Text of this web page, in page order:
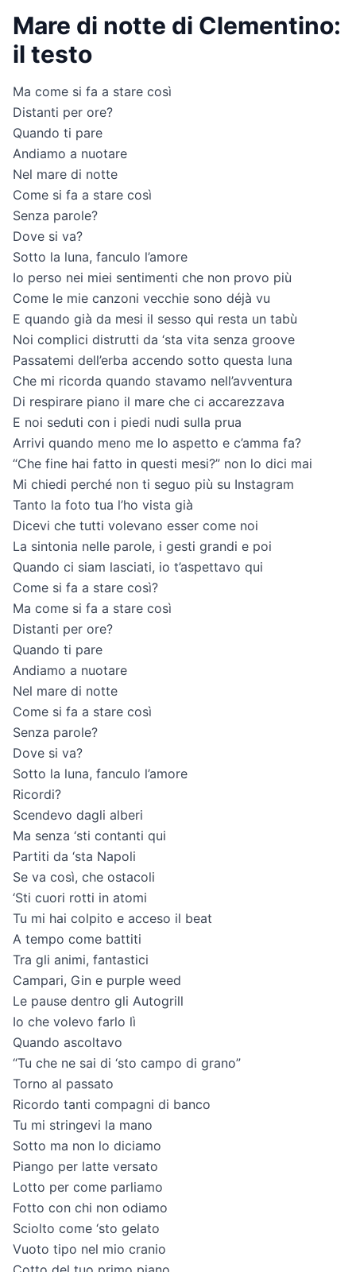
Mare di notte di Clementino:
il testo
Ma come si fa a stare così
Distanti per ore?
Quando ti pare
Andiamo a nuotare
Nel mare di notte
Come si fa a stare così
Senza parole?
Dove si va?
Sotto la luna, fanculo l’amore
Io perso nei miei sentimenti che non provo più
Come le mie canzoni vecchie sono déjà vu
E quando già da mesi il sesso qui resta un tabù
Noi complici distrutti da ‘sta vita senza groove
Passatemi dell’erba accendo sotto questa luna
Che mi ricorda quando stavamo nell’avventura
Di respirare piano il mare che ci accarezzava
E noi seduti con i piedi nudi sulla prua
Arrivi quando meno me lo aspetto e c’amma fa?
“Che fine hai fatto in questi mesi?” non lo dici mai
Mi chiedi perché non ti seguo più su Instagram
Tanto la foto tua l’ho vista già
Dicevi che tutti volevano esser come noi
La sintonia nelle parole, i gesti grandi e poi
Quando ci siam lasciati, io t’aspettavo qui
Come si fa a stare così?
Ma come si fa a stare così
Distanti per ore?
Quando ti pare
Andiamo a nuotare
Nel mare di notte
Come si fa a stare così
Senza parole?
Dove si va?
Sotto la luna, fanculo l’amore
Ricordi?
Scendevo dagli alberi
Ma senza ‘sti contanti qui
Partiti da ‘sta Napoli
Se va così, che ostacoli
‘Sti cuori rotti in atomi
Tu mi hai colpito e acceso il beat
A tempo come battiti
Tra gli animi, fantastici
Campari, Gin e purple weed
Le pause dentro gli Autogrill
Io che volevo farlo lì
Quando ascoltavo
“Tu che ne sai di ‘sto campo di grano”
Torno al passato
Ricordo tanti compagni di banco
Tu mi stringevi la mano
Sotto ma non lo diciamo
Piango per latte versato
Lotto per come parliamo
Fotto con chi non odiamo
Sciolto come ‘sto gelato
Vuoto tipo nel mio cranio